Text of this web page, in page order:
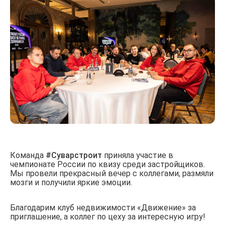
Команда #Суварстроит приняла участие в
чемпионате России по квизу среди застройщиков.
Мы провели прекрасный вечер с коллегами, размяли
мозги и получили яркие эмоции.
Благодарим клуб недвижимости «Движение» за
приглашение, а коллег по цеху за интересную игру!